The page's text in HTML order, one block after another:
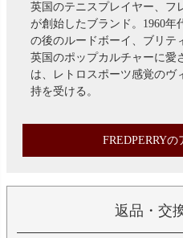
英国のテニスプレイヤー、フ
が創始したブランド。1960年
の後のルードボーイ、ブリテ
英国のポップカルチャーに愛
は、レトロスポーツ感覚のヴ
持を受ける。
FREDPERRY
返品・交